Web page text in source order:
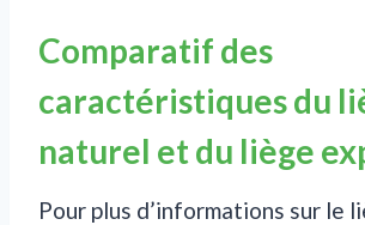
Comparatif des
caractéristiques du
naturel et du liège
Pour plus d’informations sur le